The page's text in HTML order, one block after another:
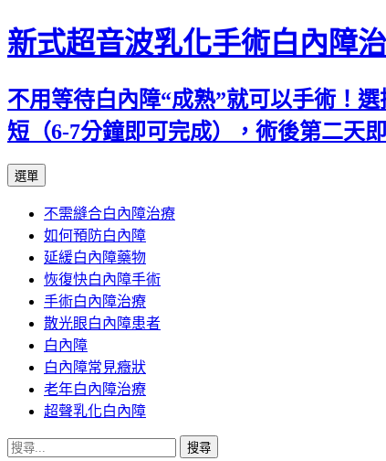
新式超音波乳化手術白內障
不用等待白內障“成熟”就可以手術！
短（6-7分鐘即可完成），術後第二天
選單
主
要
內
容
不需縫合白內障治療
如何預防白內障
延緩白內障藥物
恢復快白內障手術
手術白內障治療
散光眼白內障患者
白內障
白內障常見癥狀
老年白內障治療
超聲乳化白內障
搜